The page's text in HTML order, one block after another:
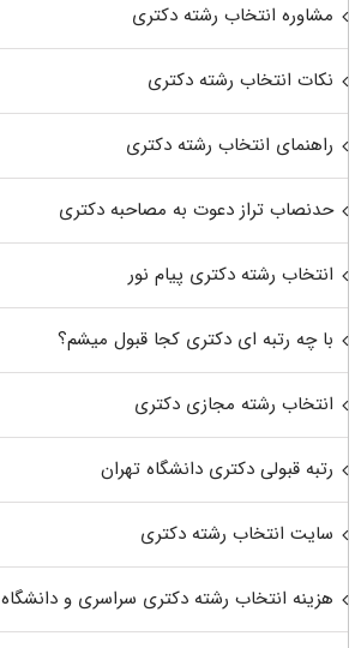
مشاوره انتخاب رشته دکتری
نکات انتخاب رشته دکتری
راهنمای انتخاب رشته دکتری
حدنصاب تراز دعوت به مصاحبه دکتری
انتخاب رشته دکتری پیام نور
با چه رتبه ای دکتری کجا قبول میشم؟
انتخاب رشته مجازی دکتری
رتبه قبولی دکتری دانشگاه تهران
سایت انتخاب رشته دکتری
هزینه انتخاب رشته دکتری سراسری و دانشگاه